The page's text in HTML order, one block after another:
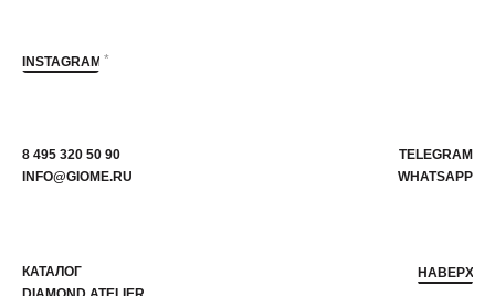
INSTAGRAM *
8 495 320 50 90
INFO@GIOME.RU
КАТАЛОГ НАВЕРХ
TELEGRAM
WHATSAPP